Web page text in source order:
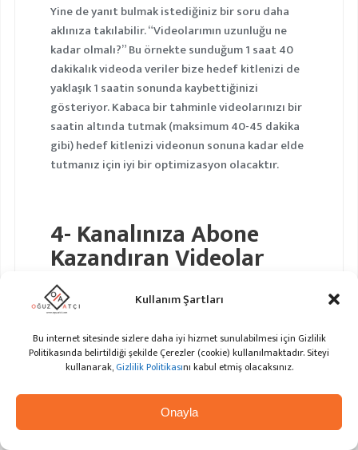
Kullanım Şartları
Bu internet sitesinde sizlere daha iyi hizmet sunulabilmesi için Gizlilik
Politikasında belirtildiği şekilde Çerezler (cookie) kullanılmaktadır. Siteyi
kullanarak, Gizlilik Politikasını kabul etmiş olacaksınız.
Onayla
Yine de yanıt bulmak istediğiniz bir soru daha
aklınıza takılabilir. “Videolarımın uzunluğu ne
kadar olmalı?” Bu örnekte sunduğum 1 saat 40
dakikalık videoda veriler bize hedef kitlenizi de
yaklaşık 1 saatin sonunda kaybettiğinizi
gösteriyor. Kabaca bir tahminle videolarınızı bir
saatin altında tutmak (maksimum 40-45 dakika
gibi) hedef kitlenizi videonun sonuna kadar elde
tutmanız için iyi bir optimizasyon olacaktır.
4- Kanalınıza Abone
Kazandıran Videolar
Nasıl Belirlenir?
örnek olarak gösterdiğim video yalnızca 6 kanal
aboneliği sağlamış, bu nedenle kanalı takipçi
değil. Kanal abonelikleri için hangi videoların
etkili olduğunu anlamak için kanaldaki diğer